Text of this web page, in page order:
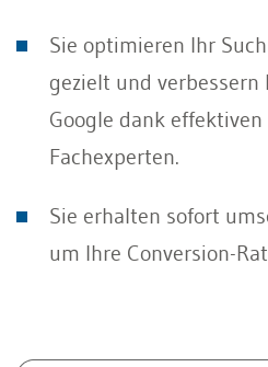
Sie optimieren Ihr
gezielt und verbessern
Google dank effektiven
Fachexperten.
Sie erhalten sofort
um Ihre Conversion-